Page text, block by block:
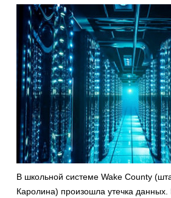
В школьной системе Wake County
Каролина) произошла утечка данных.